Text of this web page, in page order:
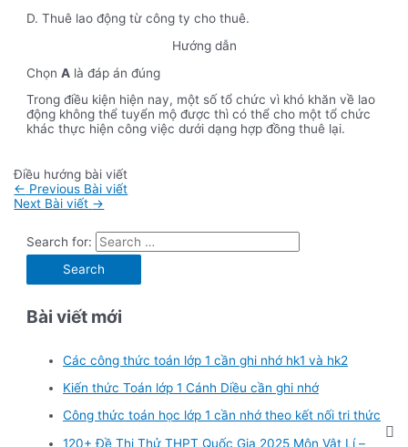
D. Thuê lao động từ công ty cho thuê.
Hướng dẫn
ChọnA là đáp án đúng
Trong điều kiện hiện nay, một số tổ chức vì khó khăn về lao
động không thể tuyển mộ được thì có thể cho một tổ chức
khác thực hiện công việc dưới dạng hợp đồng thuê lại.
Điều hướng bài viết
← Previous Bài viết
Next Bài viết →
Search for:
Bài viết mới
Các công thức toán lớp 1 cần ghi nhớ hk1 và hk2
Kiến thức Toán lớp 1 Cánh Diều cần ghi nhớ
Công thức toán học lớp 1 cần nhớ theo kết nối tri thức
120+ Đề Thi Thử THPT Quốc Gia 2025 Môn Vật Lí –